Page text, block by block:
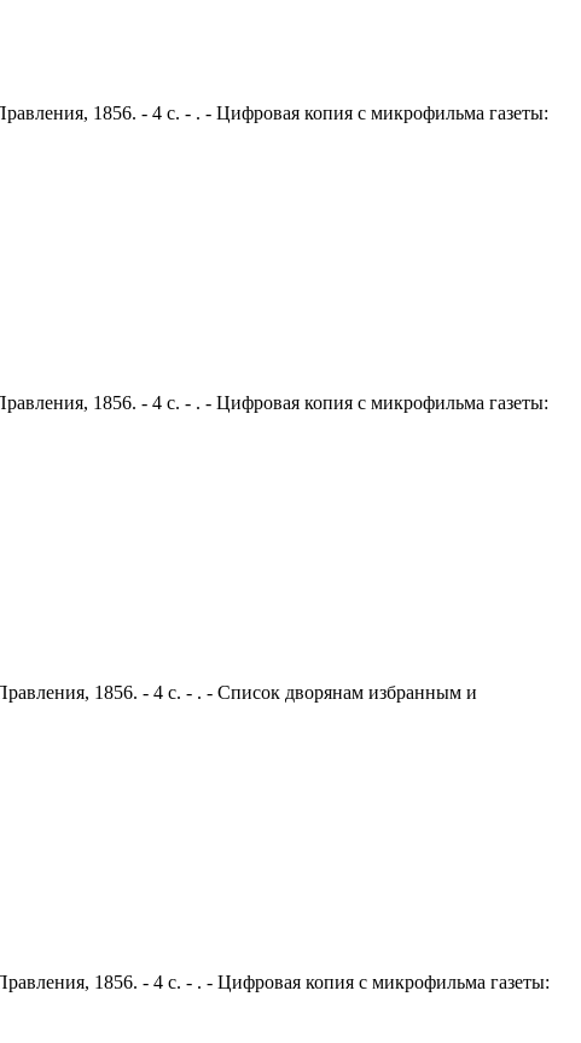
1856. - 4 с. - . - Цифровая копия с микрофильма газеты:
1856. - 4 с. - . - Цифровая копия с микрофильма газеты:
1856. - 4 с. - . - Список дворянам избранным и
1856. - 4 с. - . - Цифровая копия с микрофильма газеты: